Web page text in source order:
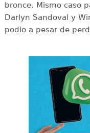
bronce. Mismo caso
Darlyn Sandoval y
podio a pesar de